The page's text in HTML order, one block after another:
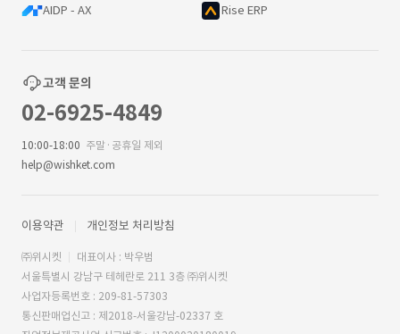
AIDP - AX Rise ERP
고객 문의
02-6925-4849
10:00-18:00 주말·공휴일 제외
help@wishket.com
이용약관 개인정보 처리방침
㈜위시켓
대표이사 : 박우범
서울특별시 강남구 테헤란로 211 3층 ㈜위시켓
사업자등록번호 : 209-81-57303
통신판매업신고 : 제2018-서울강남-02337 호